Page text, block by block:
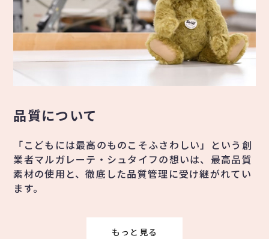
品質について
「こどもには最高のものこそふさわしい」という創
業者マルガレーテ・シュタイフの想いは、最高品質
素材の使用と、徹底した品質管理に受け継がれてい
ます。
もっと見る